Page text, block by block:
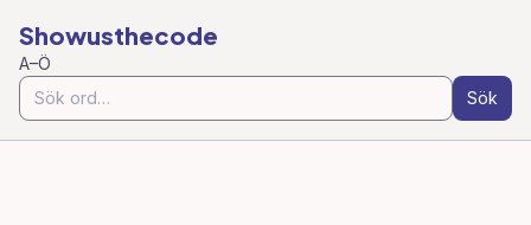
Showusthecode
A–Ö
Sök